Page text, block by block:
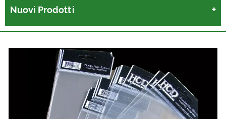
Nuovi Prodotti